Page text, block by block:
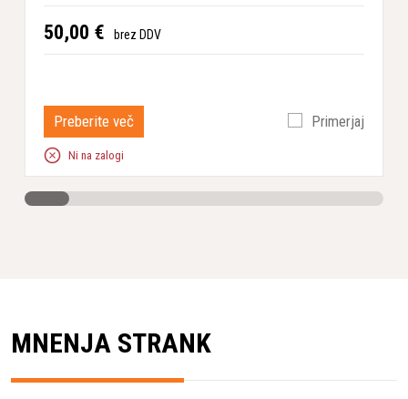
50,00 € brez DDV
Preberite več Primerjaj
Ni na zalogi
MNENJA STRANK